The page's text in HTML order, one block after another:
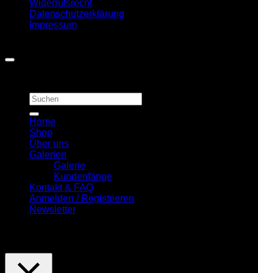
Widerrufsrecht
Datenschutzerklärung
Impressum
Suchen
nach:
Home
Shop
Über uns
Galerien
Galerie
Kundenfänge
Kontakt & FAQ
Anmelden / Registrieren
Newsletter